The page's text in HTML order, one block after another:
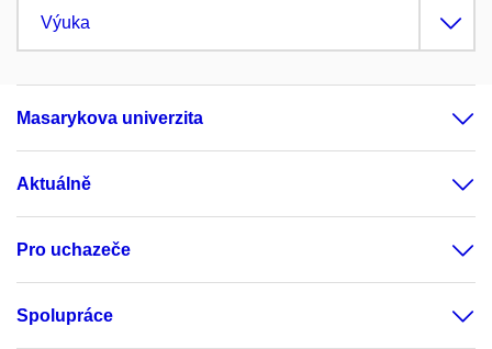
Výuka
Masarykova univerzita
Aktuálně
Pro uchazeče
Spolupráce